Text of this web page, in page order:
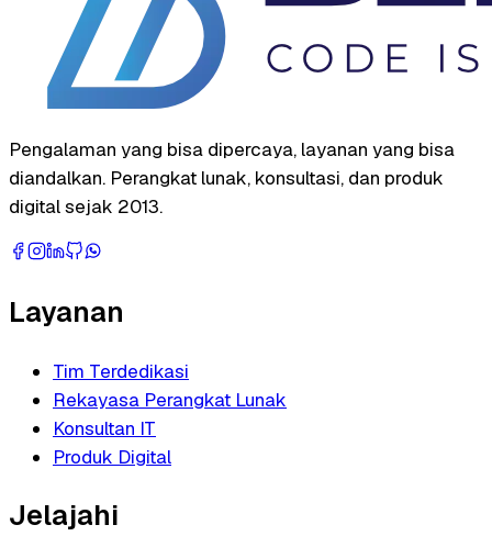
Pengalaman yang bisa dipercaya, layanan yang bisa
diandalkan. Perangkat lunak, konsultasi, dan produk
digital sejak 2013.
Layanan
Tim Terdedikasi
Rekayasa Perangkat Lunak
Konsultan IT
Produk Digital
Jelajahi